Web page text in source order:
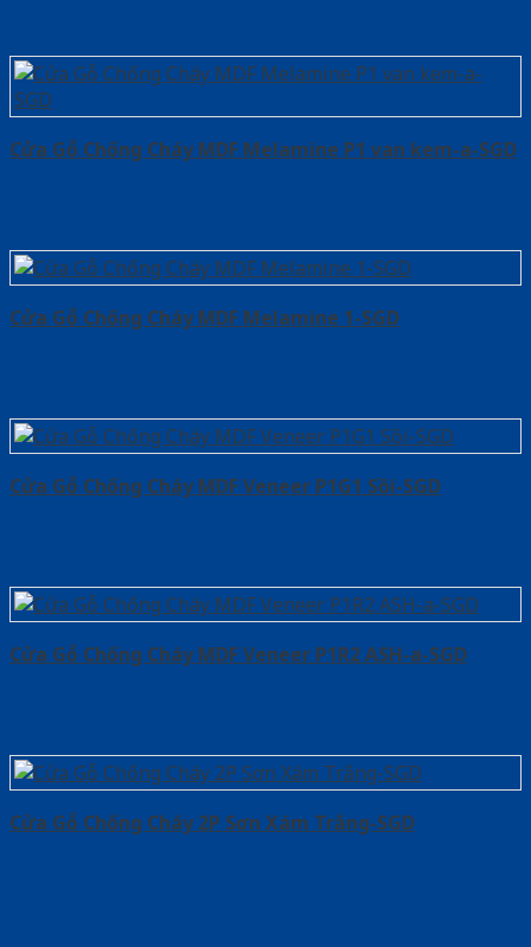
Cửa Gỗ Chống Cháy MDF Melamine P1 van kem-a-SGD
Cửa Gỗ Chống Cháy MDF Melamine 1-SGD
Cửa Gỗ Chống Cháy MDF Veneer P1G1 Sồi-SGD
Cửa Gỗ Chống Cháy MDF Veneer P1R2 ASH-a-SGD
Cửa Gỗ Chống Cháy 2P Sơn Xám Trắng-SGD